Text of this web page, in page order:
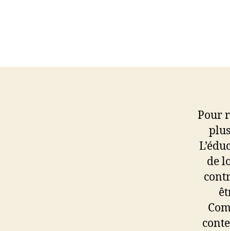
Pour
de